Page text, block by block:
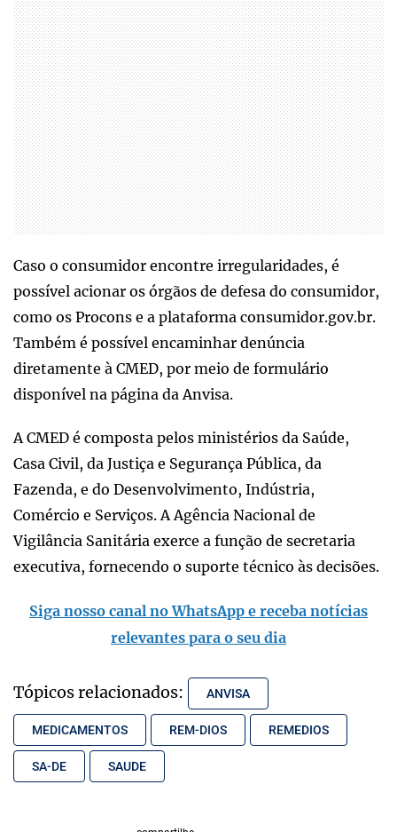
Caso o consumidor encontre irregularidades, é
possível acionar os órgãos de defesa do consumidor,
como os Procons e a plataforma consumidor.gov.br.
Também é possível encaminhar denúncia
diretamente à CMED, por meio de formulário
disponível na página da Anvisa.
A CMED é composta pelos ministérios da Saúde,
Casa Civil, da Justiça e Segurança Pública, da
Fazenda, e do Desenvolvimento, Indústria,
Comércio e Serviços. A Agência Nacional de
Vigilância Sanitária exerce a função de secretaria
executiva, fornecendo o suporte técnico às decisões.
Siga nosso canal no WhatsApp e receba notícias
relevantes para o seu dia
Tópicos relacionados: ANVISA
MEDICAMENTOS REM-DIOS REMEDIOS
SA-DE SAUDE